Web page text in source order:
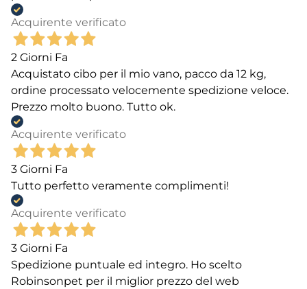
Acquirente verificato
2 Giorni Fa
Acquistato cibo per il mio vano, pacco da 12 kg,
ordine processato velocemente spedizione veloce.
Prezzo molto buono. Tutto ok.
Acquirente verificato
3 Giorni Fa
Tutto perfetto veramente complimenti!
Acquirente verificato
3 Giorni Fa
Spedizione puntuale ed integro. Ho scelto
Robinsonpet per il miglior prezzo del web